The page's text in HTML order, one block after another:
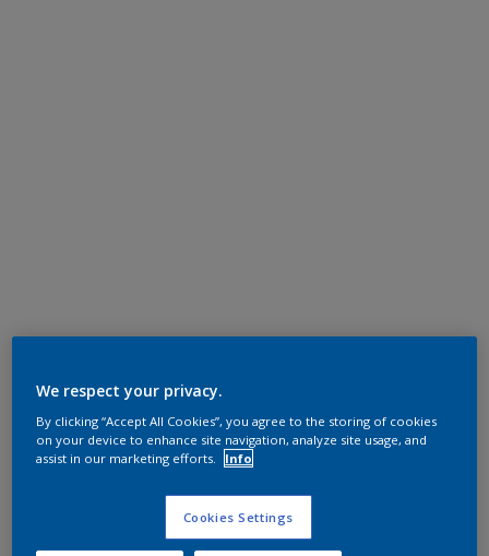
We respect your privacy.
By clicking “Accept All Cookies”, you agree to the storing of cookies
on your device to enhance site navigation, analyze site usage, and
assist in our marketing efforts.
Info
Cookies Settings